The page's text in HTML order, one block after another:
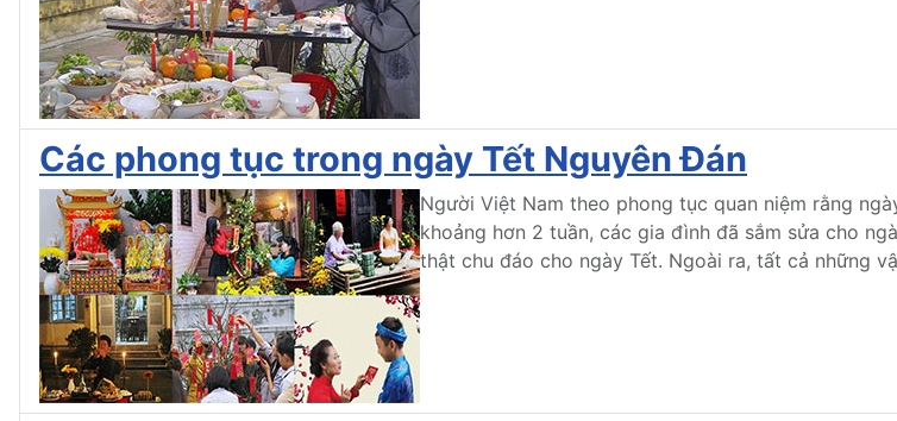
Các phong tục trong ngày Tết Nguyên Đán
Người Việt Nam theo phong tục quan niệm rằng
khoảng hơn 2 tuần, các gia đình đã sắm sửa cho
thật chu đáo cho ngày Tết. Ngoài ra, tất cả những